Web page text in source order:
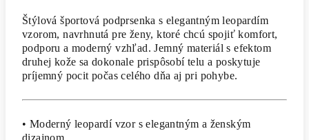
Štýlová športová podprsenka s elegantným leopardím
vzorom, navrhnutá pre ženy, ktoré chcú spojiť komfort,
podporu a moderný vzhľad. Jemný materiál s efektom
druhej kože sa dokonale prispôsobí telu a poskytuje
príjemný pocit počas celého dňa aj pri pohybe.
• Moderný leopardí vzor s elegantným a ženským
dizajnom